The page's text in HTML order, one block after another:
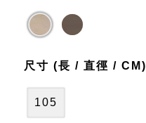
尺寸 (長 / 直徑 / CM)
105